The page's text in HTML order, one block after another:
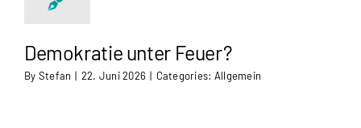
Demokratie unter Feuer?
By Stefan | 22. Juni 2026 | Categories: Allgemein